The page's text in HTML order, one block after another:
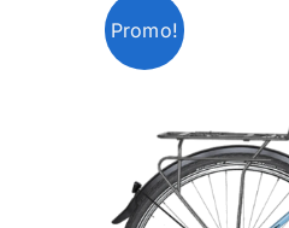
Promo!